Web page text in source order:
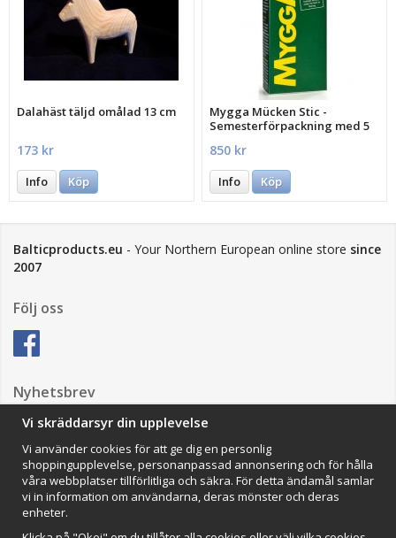
Dalahäst täljd omålad 13 cm
173 kr
Info Köp
Mygga Mücken Stic -
Semesterförpackning med 5
850 kr
Info Köp
Balticproducts.eu - Your Northern European online store since
2007
Följ oss
Nyhetsbrev
Impressum
VAMOS Commerce AB
Organisationsnummer: 559502-0453
Vi skräddarsyr din upplevelse
Vi använder cookies för att ge dig en personlig
shoppingupplevelse, personanpassad annonsering och för hålla
våra webbplatser tillförlitliga och säkra. För detta ändamål samlar
vi in information om användarna, deras mönster och deras
enheter.